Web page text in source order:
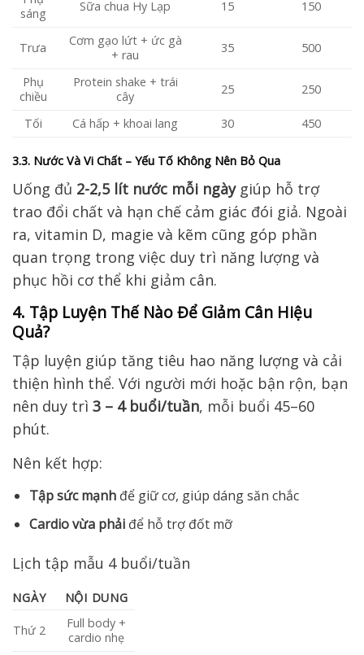
sáng
Sữa chua Hy Lạp 15 150
Trưa
Cơm gạo lứt + ức gà
+ rau
35 500
Phụ
chiều
Protein shake + trái
cây
25 250
Tối Cá hấp + khoai lang 30 450
3.3. Nước Và Vi Chất – Yếu Tố Không Nên Bỏ Qua
Uống đủ 2-2,5 lít nước mỗi ngàygiúp hỗ trợ
trao đổi chất và hạn chế cảm giác đói giả. Ngoài
ra, vitamin D, magie và kẽm cũng góp phần
quan trọng trong việc duy trì năng lượng và
phục hồi cơ thể khi giảm cân.
4. Tập Luyện Thế Nào Để Giảm Cân Hiệu
Quả?
Tập luyện giúp tăng tiêu hao năng lượng và cải
thiện hình thể. Với người mới hoặc bận rộn, bạn
nên duy trì 3 – 4 buổi/tuần, mỗi buổi 45–60
phút.
Nên kết hợp:
Tập sức mạnhđể giữ cơ, giúp dáng săn chắc
Cardio vừa phảiđể hỗ trợ đốt mỡ
Lịch tập mẫu 4 buổi/tuần
NGÀY NỘI DUNG
Thứ 2
Full body +
cardio nhẹ